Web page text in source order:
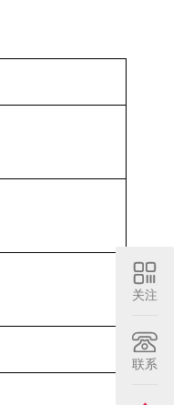
关注
联系